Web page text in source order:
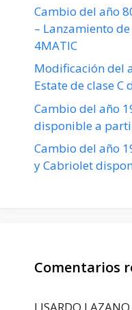
Cambio del año
– Lanzamiento
4MATIC
Modificación del
Estate de clase
Cambio del año
disponible a
Cambio del año
y Cabriolet
Comentarios